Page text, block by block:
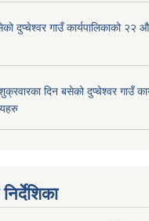
दुप्चेश्वर गाउँ कार्यपालिकाको २२
दिन बसेको दुप्चेश्वर गाउँ